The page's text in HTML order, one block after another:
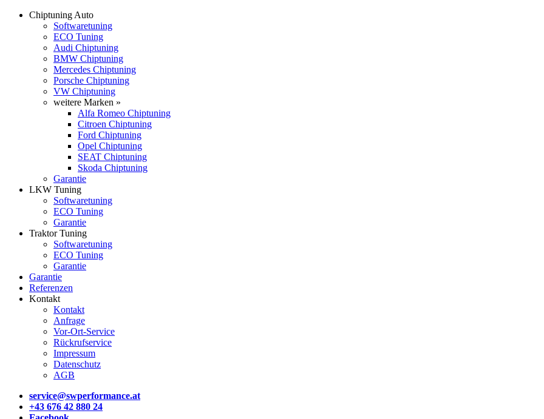
Chiptuning Auto
Softwaretuning
ECO Tuning
Audi Chiptuning
BMW Chiptuning
Mercedes Chiptuning
Porsche Chiptuning
VW Chiptuning
weitere Marken »
Alfa Romeo Chiptuning
Citroen Chiptuning
Ford Chiptuning
Opel Chiptuning
SEAT Chiptuning
Skoda Chiptuning
Garantie
LKW Tuning
Softwaretuning
ECO Tuning
Garantie
Traktor Tuning
Softwaretuning
ECO Tuning
Garantie
Garantie
Referenzen
Kontakt
Kontakt
Anfrage
Vor-Ort-Service
Rückrufservice
Impressum
Datenschutz
AGB
service@swperformance.at
+43 676 42 880 24